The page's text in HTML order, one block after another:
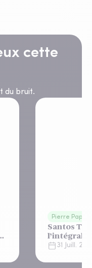
cette
du bruit.
Pierre Papier
Santos
31 Juill.